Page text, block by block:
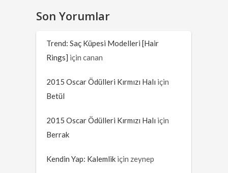
Son Yorumlar
Trend: Saç Küpesi Modelleri [Hair
Rings] içincanan
2015 Oscar Ödülleri Kırmızı Halı için
Betül
2015 Oscar Ödülleri Kırmızı Halı için
Berrak
Kendin Yap: Kalemlik için zeynep